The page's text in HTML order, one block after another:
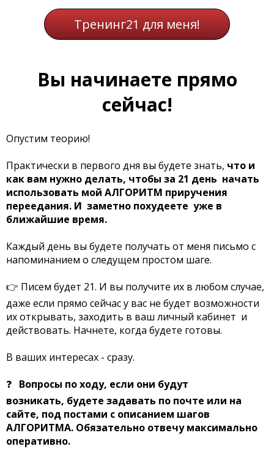
Тренинг21 для меня!
Вы начинаете прямо
сейчас!
Опустим теорию!
Практически в первого дня вы будете знать, что и
как вам нужно делать, чтобы за 21 день начать
использовать мой АЛГОРИТМ приручения
переедания. И заметно похудеете уже в
ближайшие время.
Каждый день вы будете получать от меня письмо с
напоминанием о следущем простом шаге.
👉 Писем будет 21. И вы получите их в любом случае,
даже если прямо сейчас у вас не будет возможности
их открывать, заходить в ваш личный кабинет и
действовать. Начнете, когда будете готовы.
В ваших интересах - сразу.
❓ Вопросы по ходу, если они будут
возникать, будете задавать по почте или на
сайте, под постами с описанием шагов
АЛГОРИТМА. Обязательно отвечу максимально
оперативно.